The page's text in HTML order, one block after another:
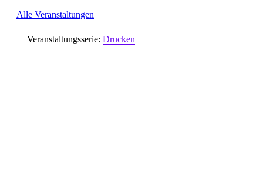
Alle Veranstaltungen
Veranstaltungsserie: Drucken